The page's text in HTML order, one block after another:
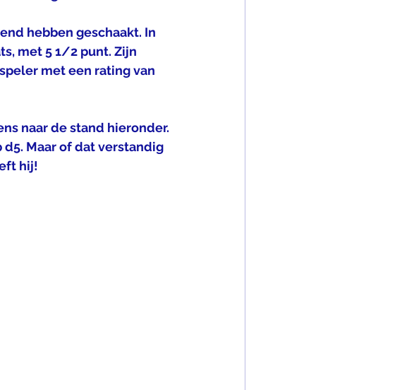
hebben geschaakt. In
met 5 1/2 punt. Zijn
met een rating van
naar de stand hieronder.
Maar of dat verstandig
hij!